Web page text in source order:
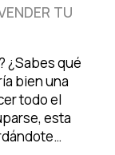
TU
¿Sabes qué
bien una
todo el
esta